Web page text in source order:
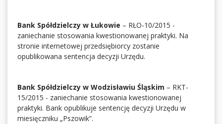
Bank Spółdzielczy w Łukowie – RŁO-10/2015 -
zaniechanie stosowania kwestionowanej praktyki. Na
stronie internetowej przedsiębiorcy zostanie
opublikowana sentencja decyzji Urzędu.
Bank Spółdzielczy w Wodzisławiu Śląskim – RKT-
15/2015 - zaniechanie stosowania kwestionowanej
praktyki. Bank opublikuje sentencję decyzji Urzędu w
miesięczniku „Pszowik”.